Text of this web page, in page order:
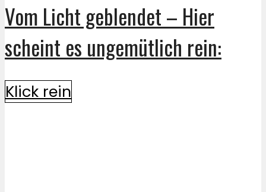
Vom Licht geblendet – Hier
scheint es ungemütlich rein:
Klick rein